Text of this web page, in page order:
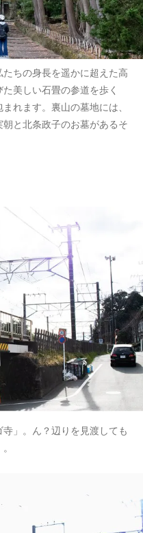
ちの身長を遥かに超えた高
美しい石畳の参道を歩く
れます。裏山の墓地には、
と北条政子のお墓があるそ
」。ん？辺りを見渡しても